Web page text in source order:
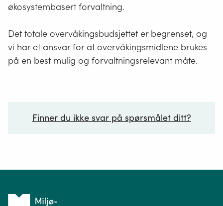
økosystembasert forvaltning.
Det totale overvåkingsbudsjettet er begrenset, og
vi har et ansvar for at overvåkingsmidlene brukes
på en best mulig og forvaltningsrelevant måte.
Finner du ikke svar på spørsmålet ditt?
Tilbake